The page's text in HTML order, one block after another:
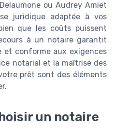
ou Audrey Amiet
juridique adaptée à vos
que les coûts puissent
à un notaire garantit
et conforme aux exigences
notarial et la maîtrise des
prêt sont des éléments
un notaire